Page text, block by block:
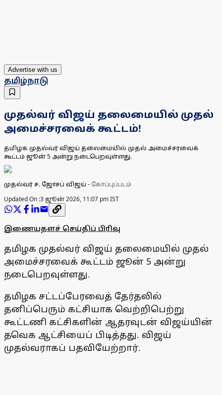
Advertise with us
தமிழ்நாடு
முதல்வர் விஜய் தலைமையில் முதல்
அமைச்சரவைக் கூட்டம்!
தமிழக முதல்வர் விஜய் தலைமையில் முதல் அமைச்சரவைக்
கூட்டம் ஜூன் 5 அன்று நடைபெறவுள்ளது.
முதல்வர் ச. ஜோசப் விஜய் - கோப்புப்படம்
Updated On :3 ஜூன் 2026, 11:07 pm IST
இணையதளச் செய்திப் பிரிவு
தமிழக முதல்வர் விஜய் தலைமையில் முதல்
அமைச்சரவைக் கூட்டம் ஜூன் 5 அன்று
நடைபெறவுள்ளது.
தமிழக சட்டப்பேரவைத் தேர்தலில்
தனிப்பெரும் கட்சியாக வெற்றிபெற்று
கூட்டணி கட்சிகளின் ஆதரவுடன் விஜய்யின்
தவெக ஆட்சியைப் பிடித்தது. விஜய்
முதல்வராகப் பதவியேற்றார்.